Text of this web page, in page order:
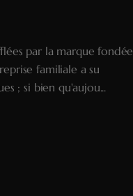
par la marque fondée
familiale a su
; si bien qu'aujou...